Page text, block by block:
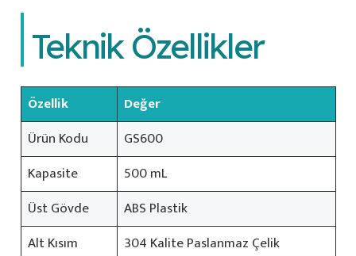
Teknik Özellikler
Özellik
Değer
Ürün Kodu
GS600
Kapasite
500 mL
Üst Gövde
ABS Plastik
Alt Kısım
304 Kalite Paslanmaz Çelik